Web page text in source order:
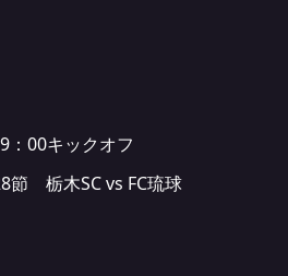
：00キックオフ
節 栃木SC vs FC琉球